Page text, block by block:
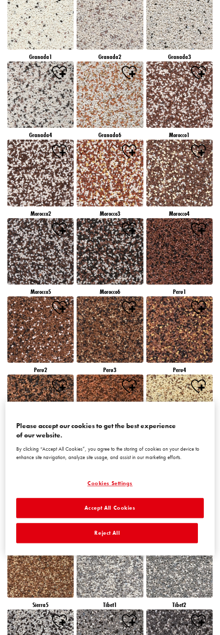
Granada1 Granada2 Granada3
Granada4 Granada6 Morocco1
Morocco2 Morocco3 Morocco4
Morocco5 Morocco6 Peru1
Peru2 Peru3 Peru4
Peru5 Peru6 Sierra1
Sierra2 Sierra3 Sierra4
Sierra5 Tibet1 Tibet2
Please accept our cookies to get the best experience
of our website.
By clicking “Accept All Cookies”, you agree to the storing of cookies on your device to
enhance site navigation, analyze site usage, and assist in our marketing efforts.
Cookies Settings
Reject All
Accept All Cookies